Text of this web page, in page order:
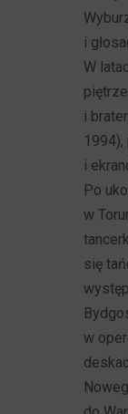
i
W
i
i
Po
w
się
w